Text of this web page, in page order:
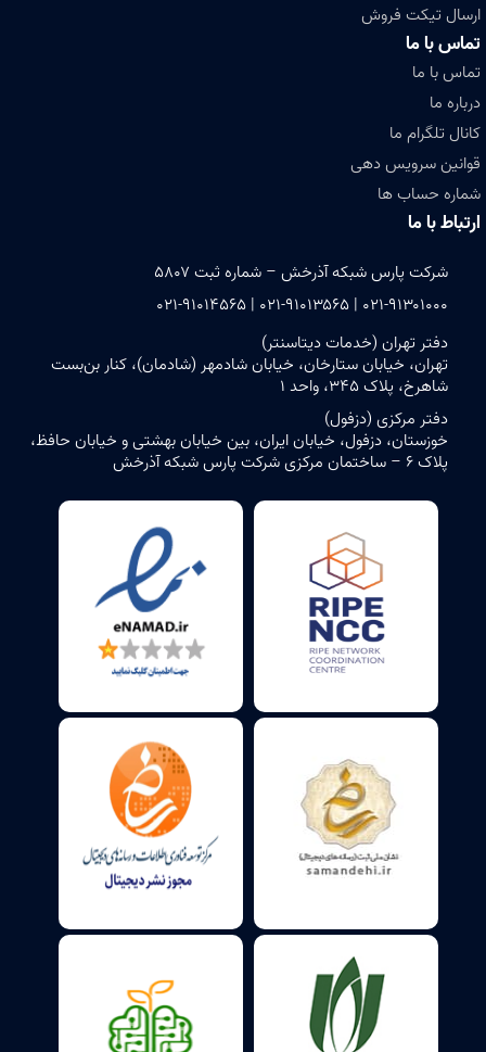
ارسال تیکت فروش
تماس با ما
تماس با ما
درباره ما
کانال تلگرام ما
قوانین سرویس دهی
شماره حساب ها
ارتباط با ما
شرکت پارس شبکه آذرخش – شماره ثبت ۵۸۰۷
۰۲۱-۹۱۳۰۱۰۰۰ | ۰۲۱-۹۱۰۱۳۵۶۵ | ۰۲۱-۹۱۰۱۴۵۶۵
دفتر تهران (خدمات دیتاسنتر)
تهران، خیابان ستارخان، خیابان شادمهر (شادمان)، کنار بن‌بست
شاهرخ، پلاک ۳۴۵، واحد ۱
دفتر مرکزی (دزفول)
خوزستان، دزفول، خیابان ایران، بین خیابان بهشتی و خیابان حافظ،
پلاک ۶ – ساختمان مرکزی شرکت پارس شبکه آذرخش